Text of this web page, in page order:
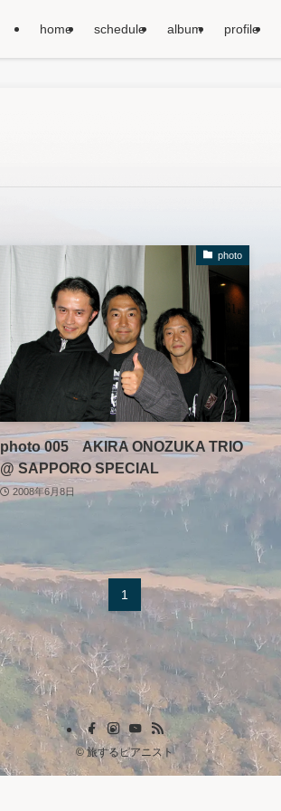
home schedule album profile
photo
photo 005 AKIRA ONOZUKA TRIO
@ SAPPORO SPECIAL
2008年6月8日
1
©旅するピアニスト